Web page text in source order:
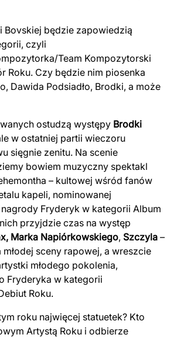
Bovskiej będzie zapowiedzią
czyli
Team Kompozytorski
Roku. Czy będzie nim piosenka
Dawida Podsiadło, Brodki, a może
ostudzą występy Brodki
w ostatniej partii wieczoru
sięgnie zenitu. Na scenie
bowiem muzyczny spektakl
– kultowej wśród fanów
kapeli, nominowanej
Fryderyk w kategorii Album
przyjdzie czas na występ
Marka Napiórkowskiego, Szczyla –
sceny rapowej, a wreszcie
młodego pokolenia,
Fryderyka w kategorii
Roku.
roku najwięcej statuetek? Kto
Artystą Roku i odbierze